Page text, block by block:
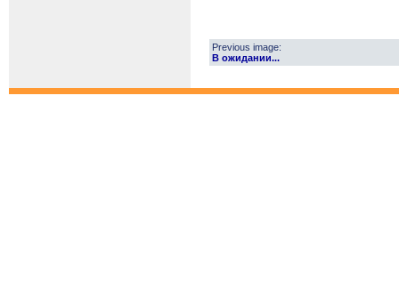
Previous image:
В ожидании...